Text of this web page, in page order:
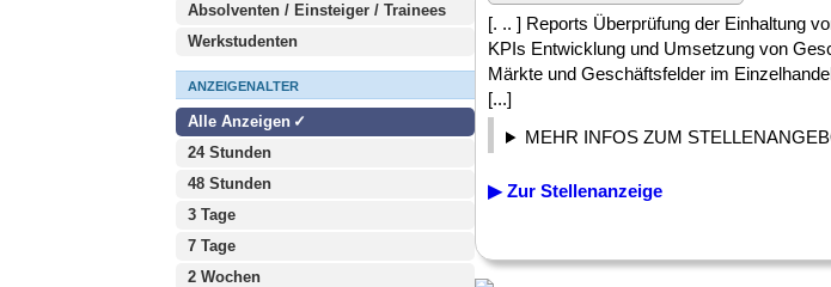
Absolventen / Einsteiger / Trainees
Werkstudenten
ANZEIGENALTER
Alle Anzeigen
24 Stunden
48 Stunden
3 Tage
7 Tage
2 Wochen
[. .. ] Reports Überprüfung der Einhaltung
KPIs Entwicklung und Umsetzung von
Märkte und Geschäftsfelder im
[...]
MEHR INFOS ZUM
▶ Zur Stellenanzeige